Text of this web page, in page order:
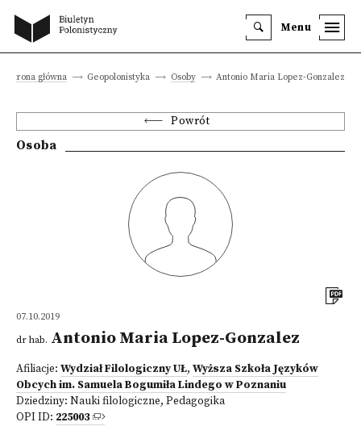
Menu
Strona główna Geopolonistyka Osoby Antonio Maria Lopez-Gonzalez
Powrót
Osoba
07.10.2019
dr hab. Antonio Maria Lopez-Gonzalez
Afiliacje: Wydział Filologiczny UŁ, Wyższa Szkoła Języków
Obcych im. Samuela Bogumiła Lindego w Poznaniu
Dziedziny: Nauki filologiczne, Pedagogika
OPI ID: 225003